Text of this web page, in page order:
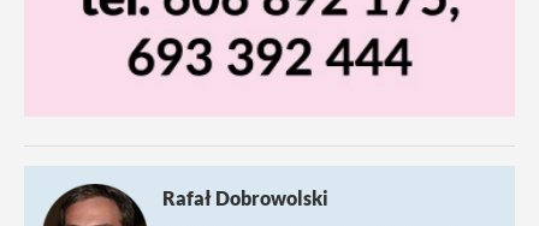
Rafał Dobrowolski